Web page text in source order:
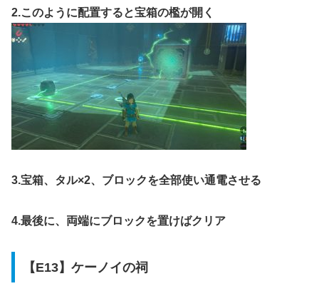
2.このように配置すると宝箱の檻が開く
3.宝箱、タル×2、ブロックを全部使い通電させる
4.最後に、両端にブロックを置けばクリア
【E13】ケーノイの祠